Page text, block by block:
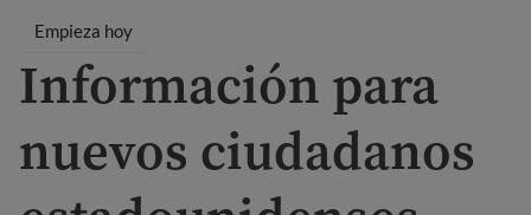
Empieza hoy
Información para
nuevos ciudadanos